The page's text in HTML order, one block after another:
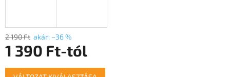
2 190 Ft akár: –36 %
1 390 Ft-tól
Egységár: